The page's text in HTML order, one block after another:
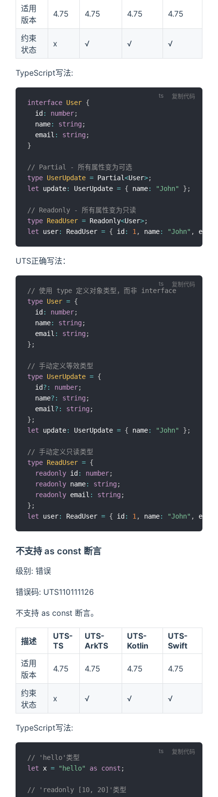
适用
版本
4.75 4.75 4.75 4.75
约束
状态
x √ √ √
TypeScript写法:
interface User {
  id
: number;
  name
: string ;
  email
: string ;
}
// Partial - 所有属性变为可选
type UserUpdate = Partial<User>;
let update: UserUpdate = { name: "John" } ;
// Readonly - 所有属性变为只读
type ReadUser = Readonly<User>;
let user: ReadUser = { id : 1 , name: "John" , email
复制代码
UTS正确写法：
// 使用 type 定义对象类型，而非 interface
type User = {
  id
: number;
  name
: string ;
  email
: string ;
} ;
// 手动定义等效类型
type UserUpdate = {
  id
? : number;
  name
? : string ;
  email
? : string ;
} ;
let update: UserUpdate = { name: "John" } ;
// 手动定义只读类型
type ReadUser = {
readonly id : number;
readonly name: string ;
readonly email : string ;
} ;
let user: ReadUser = { id : 1 , name: "John" , email
复制代码
不支持 as const 断言
级别: 错误
错误码: UTS110111126
不支持 as const 断言。
描述
UTS-
TS
UTS-
ArkTS
UTS-
Kotlin
UTS-
Swift
适用
版本
4.75 4.75 4.75 4.75
约束
状态
x √ √ √
TypeScript写法:
// 'hello'类型
let x = "hello" as const ;
// 'readonly [10, 20]'类型
复制代码